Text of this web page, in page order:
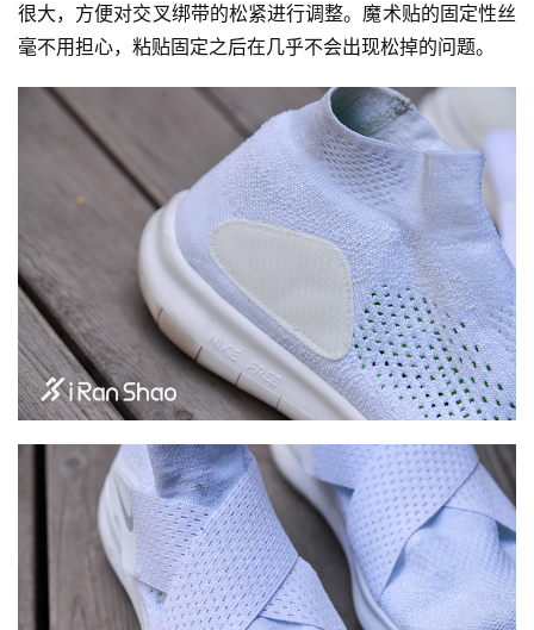
赛
观
训
练
视
频
很大，方便对交叉绑带的松紧进行调整。魔术贴的固定性丝
毫不用担心，粘贴固定之后在几乎不会出现松掉的问题。